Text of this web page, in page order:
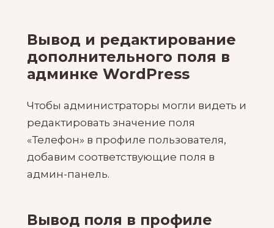
Вывод и редактирование
дополнительного поля в
админке WordPress
Чтобы администраторы могли видеть и
редактировать значение поля
«Телефон» в профиле пользователя,
добавим соответствующие поля в
админ-панель.
Вывод поля в профиле